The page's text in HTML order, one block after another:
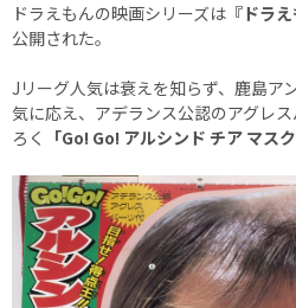
ドラえもんの映画シリーズは 『ドラ
公開された。
Jリーグ人気は衰えを知らず、鹿島ア
気に応え、アデランス公認のアグレ
ろく
「Go! Go! アルシンド チア マスク